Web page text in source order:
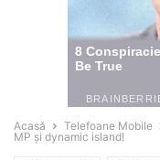
Acasă Telefoane Mobile
MP și dynamic island!